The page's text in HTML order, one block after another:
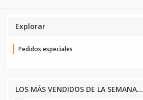
Explorar
Pedidos especiales
LOS MÁS VENDIDOS DE LA SEMANA...